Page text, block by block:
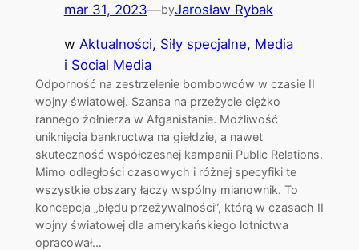
mar 31, 2023—byJarosław Rybak
w Aktualności, Siły specjalne, Media
i Social Media
Odporność na zestrzelenie bombowców w czasie II
wojny światowej. Szansa na przeżycie ciężko
rannego żołnierza w Afganistanie. Możliwość
uniknięcia bankructwa na giełdzie, a nawet
skuteczność współczesnej kampanii Public Relations.
Mimo odległości czasowych i różnej specyfiki te
wszystkie obszary łączy wspólny mianownik. To
koncepcja „błędu przeżywalności”, którą w czasach II
wojny światowej dla amerykańskiego lotnictwa
opracował…